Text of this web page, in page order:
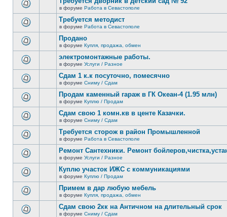
непрочитанных
сообщений.
новых
непрочитанных
сообщений.
новых
непрочитанных
сообщений.
в форуме Работа в Севастополе
новых
непрочитанных
сообщений.
Требуется методист
в форуме Работа в Севастополе
новых
непрочитанных
сообщений.
Продано
в форуме Купля, продажа, обмен
новых
непрочитанных
сообщений.
электромонтажные работы.
в форуме Услуги / Разное
новых
непрочитанных
сообщений.
Сдам 1 к.к посуточно, помесячно
в форуме Сниму / Сдам
новых
непрочитанных
сообщений.
Продам каменный гараж в ГК Океан-4 (1.95 млн)
в форуме Куплю / Продам
новых
непрочитанных
сообщений.
Сдам свою 1 комн.кв в центе Казачки.
в форуме Сниму / Сдам
новых
непрочитанных
сообщений.
Требуется сторож в район Промышленной
в форуме Работа в Севастополе
новых
непрочитанных
сообщений.
Ремонт Сантехники. Ремонт
в форуме Услуги / Разное
новых
непрочитанных
сообщений.
Куплю участок ИЖС с коммуникациями
в форуме Куплю / Продам
Примем в дар любую мебель
в форуме Купля, продажа, обмен
Сдам свою 2кк на Античном на длительный срок
в форуме Сниму / Сдам